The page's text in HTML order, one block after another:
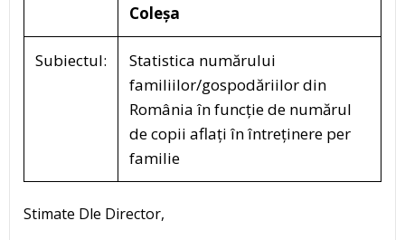
Coleșa
Subiectul:
Statistica numărului
familiilor/gospodăriilor din
România în funcție de numărul
de copii aflați în întreținere per
familie
Stimate Dle Director,